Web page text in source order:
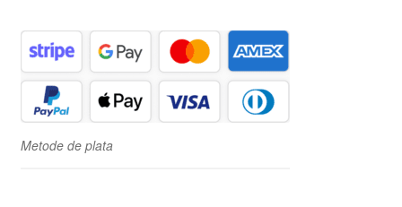
Metode de plata